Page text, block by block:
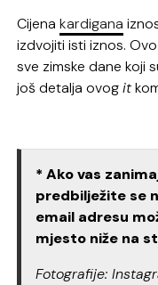
Cijenakardigana
izdvojiti isti iznos.
sve zimske dane koji
još detalja ovogit
* Ako vas
predbilježite se
email adresu
mjesto niže na
Fotografije: